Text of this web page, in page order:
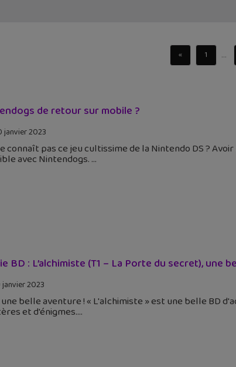
« 1 ...
de retour sur mobile ?
janvier 2023
connaît pas ce jeu cultissime de la Nintendo DS ?
avec Nintendogs.
BD : L’alchimiste (T1 – La Porte du secret), une
janvier 2023
belle aventure ! « L'alchimiste » est une belle BD
et d'énigmes.